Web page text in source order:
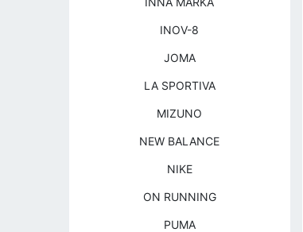
INOV-8
JOMA
LA SPORTIVA
MIZUNO
NEW BALANCE
NIKE
ON RUNNING
PUMA